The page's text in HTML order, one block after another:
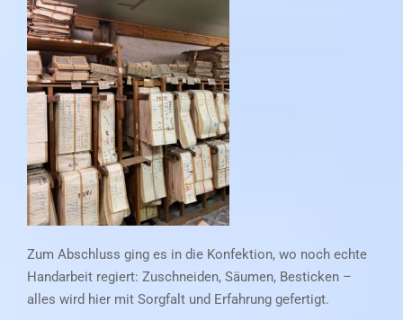
Zum Abschluss ging es in die Konfektion, wo noch echte
Handarbeit regiert: Zuschneiden, Säumen, Besticken –
alles wird hier mit Sorgfalt und Erfahrung gefertigt.